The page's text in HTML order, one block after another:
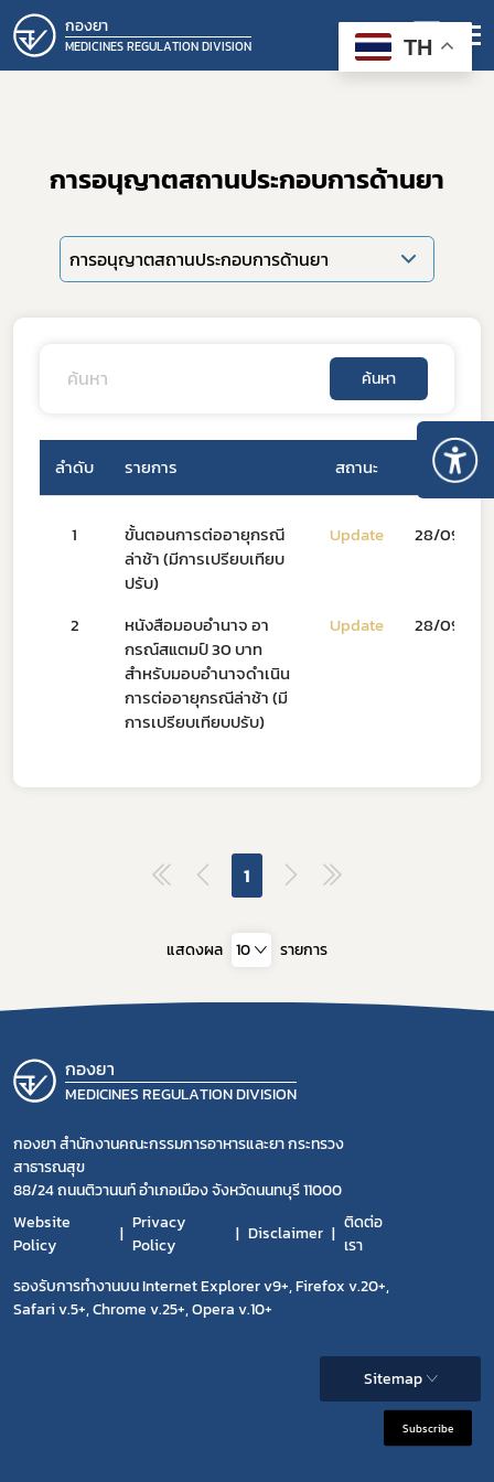
กองยา
MEDICINES REGULATION DIVISION
การอนุญาตสถานประกอบการด้านยา
การอนุญาตสถานประกอบการด้านยา
ค้นหา
ลำดับ รายการ สถานะ วันที่
1
ขั้นตอนการต่ออายุกรณี
ล่าช้า (มีการเปรียบเทียบ
ปรับ)
Update 28/09/67
2
หนังสือมอบอำนาจ อา
กรณ์สแตมป์ 30 บาท
สำหรับมอบอำนาจดำเนิน
การต่ออายุกรณีล่าช้า (มี
การเปรียบเทียบปรับ)
Update 28/09/67
1
แสดงผล 10 รายการ
กองยา
MEDICINES REGULATION DIVISION
กองยา สำนักงานคณะกรรมการอาหารและยา กระทรวง
สาธารณสุข
88/24 ถนนติวานนท์ อำเภอเมือง จังหวัดนนทบุรี 11000
Website
Policy
Privacy
Policy
Disclaimer
ติดต่อ
เรา
รองรับการทำงานบน Internet Explorer v9+, Firefox v.20+,
Safari v.5+, Chrome v.25+, Opera v.10+
Sitemap
Subscribe
Subscribe
TH